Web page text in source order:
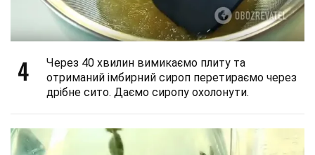
4
Через 40 хвилин вимикаємо плиту та
отриманий імбирний сироп перетираємо через
дрібне сито. Даємо сиропу охолонути.